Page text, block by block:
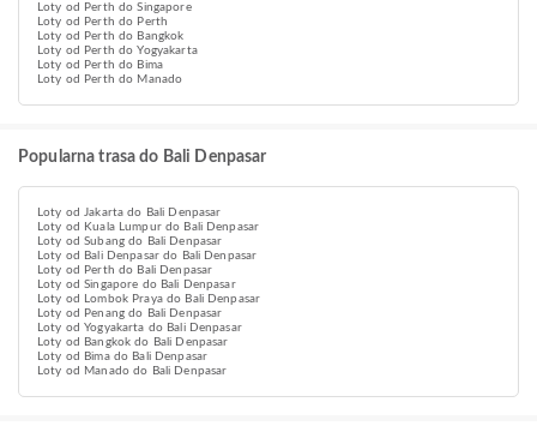
Loty od Perth do Singapore
Loty od Perth do Perth
Loty od Perth do Bangkok
Loty od Perth do Yogyakarta
Loty od Perth do Bima
Loty od Perth do Manado
Popularna trasa do Bali Denpasar
Loty od Jakarta do Bali Denpasar
Loty od Kuala Lumpur do Bali Denpasar
Loty od Subang do Bali Denpasar
Loty od Bali Denpasar do Bali Denpasar
Loty od Perth do Bali Denpasar
Loty od Singapore do Bali Denpasar
Loty od Lombok Praya do Bali Denpasar
Loty od Penang do Bali Denpasar
Loty od Yogyakarta do Bali Denpasar
Loty od Bangkok do Bali Denpasar
Loty od Bima do Bali Denpasar
Loty od Manado do Bali Denpasar